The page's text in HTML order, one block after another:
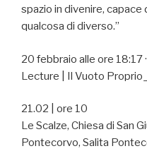
spazio in divenire,
qualcosa di diverso.”
20 febbraio alle ore 18:17 ·
Lecture | Il Vuoto
21.02 | ore 10
Le Scalze, Chiesa di San
Pontecorvo, Salita